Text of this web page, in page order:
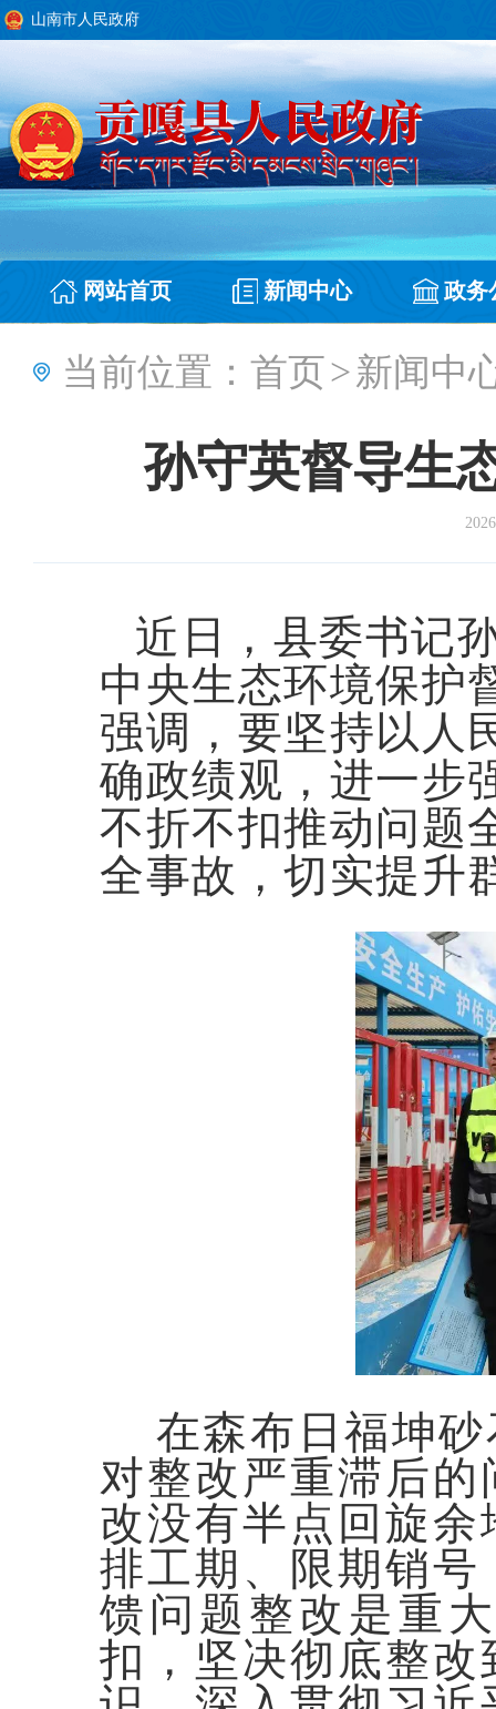
山南市人民政府
网站首页 新闻中心 政务
当前位置： 首页>新闻中
孙守英督导生
近日，县委书记
中央生态环境保护
强调，要坚持以人
确政绩观，进一步
不折不扣推动问题
全事故，切实提升
在森布日福坤
对整改严重滞后
改没有半点回旋
排工期、限期销
馈问题整改是重
扣，坚决彻底整